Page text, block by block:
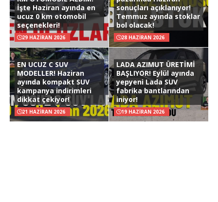
İşte Haziran ayında en
ucuz 0 km otomobil
seçenekleri!
29 HAZIRAN 2026
sonuçları açıklanıyor!
Temmuz ayında stoklar
bol olacak!
28 HAZIRAN 2026
EN UCUZ C SUV
MODELLER! Haziran
ayında kompakt SUV
kampanya indirimleri
dikkat çekiyor!
21 HAZIRAN 2026
LADA AZIMUT ÜRETİMİ
BAŞLIYOR! Eylül ayında
yepyeni Lada SUV
fabrika bantlarından
iniyor!
19 HAZIRAN 2026